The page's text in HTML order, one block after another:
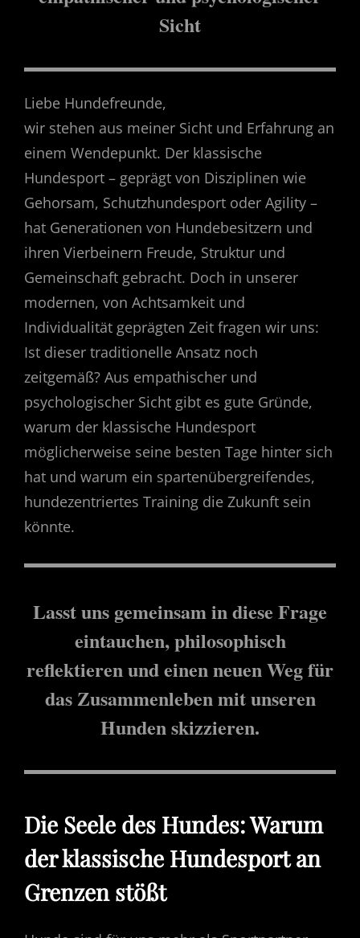
Sicht
Liebe Hundefreunde,
wir stehen aus meiner Sicht und Erfahrung an
einem Wendepunkt. Der klassische
Hundesport – geprägt von Disziplinen wie
Gehorsam, Schutzhundesport oder Agility –
hat Generationen von Hundebesitzern und
ihren Vierbeinern Freude, Struktur und
Gemeinschaft gebracht. Doch in unserer
modernen, von Achtsamkeit und
Individualität geprägten Zeit fragen wir uns:
Ist dieser traditionelle Ansatz noch
zeitgemäß? Aus empathischer und
psychologischer Sicht gibt es gute Gründe,
warum der klassische Hundesport
möglicherweise seine besten Tage hinter sich
hat und warum ein spartenübergreifendes,
hundezentriertes Training die Zukunft sein
könnte.
Lasst uns gemeinsam in diese Frage
eintauchen, philosophisch
reflektieren und einen neuen Weg für
das Zusammenleben mit unseren
Hunden skizzieren.
Die Seele des Hundes: Warum
der klassische Hundesport an
Grenzen stößt